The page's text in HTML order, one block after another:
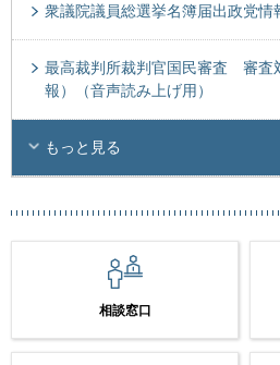
衆議院議員総選挙名簿届出政党情
最高裁判所裁判官国民審査 審査
報）（音声読み上げ用）
もっと見る
相談窓口